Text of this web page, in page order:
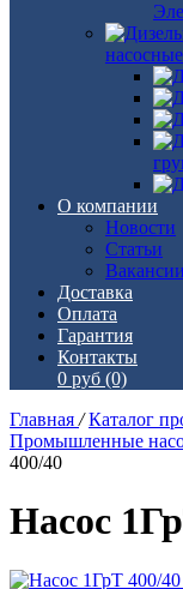
О компании
Новости
Статьи
Вакансии
Доставка
Оплата
Гарантия
Контакты
0 руб (0)
Главная / Каталог
Промышленные
400/40
Насос